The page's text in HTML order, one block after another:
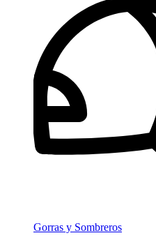
Gorras y Sombreros